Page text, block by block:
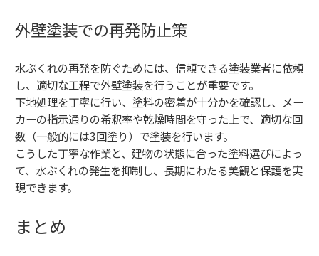
外壁塗装での再発防止策
水ぶくれの再発を防ぐためには、信頼できる塗装業者に依頼
し、適切な工程で外壁塗装を行うことが重要です。
下地処理を丁寧に行い、塗料の密着が十分かを確認し、メー
カーの指示通りの希釈率や乾燥時間を守った上で、適切な回
数（一般的には3回塗り）で塗装を行います。
こうした丁寧な作業と、建物の状態に合った塗料選びによっ
て、水ぶくれの発生を抑制し、長期にわたる美観と保護を実
現できます。
まとめ